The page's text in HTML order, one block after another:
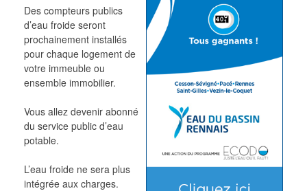
Des compteurs publics
d’eau froide seront
prochainement installés
pour chaque logement de
votre immeuble ou
ensemble immobilier.
Vous allez devenir abonné
du service public d’eau
potable.
L’eau froide ne sera plus
intégrée aux charges.